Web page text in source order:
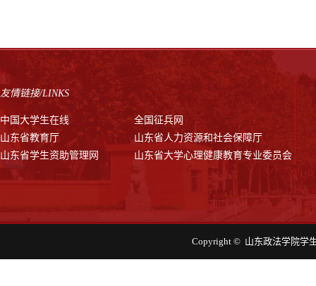
友情链接/LINKS
中国大学生在线
全国征兵网
山东省教育厅
山东省人力资源和社会保障厅
山东省学生资助管理网
山东省大学心理健康教育专业委员会
Copyright © 山东政法学院学